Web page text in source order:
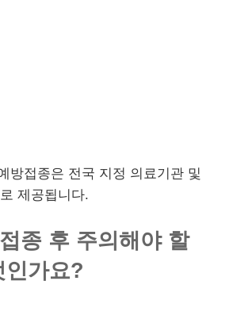
방접종은 전국 지정 의료기관 및
제공됩니다.
종 후 주의해야 할
인가요?